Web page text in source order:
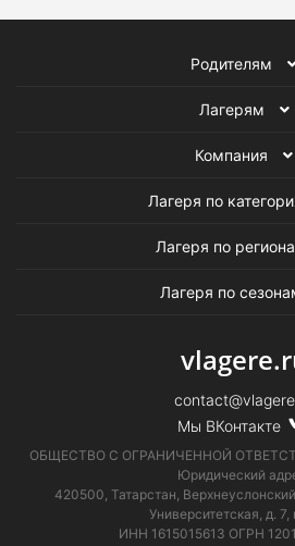
Родителям
Лагерям
Компания
Лагеря по
Лагеря по
Лагеря по
Мы ВКонтакте
ОБЩЕСТВО С ОГРАНИЧЕННОЙ
Юридический
420500, Татарстан,
Университетская, д. 7,
ИНН 1615015613 ОГРН